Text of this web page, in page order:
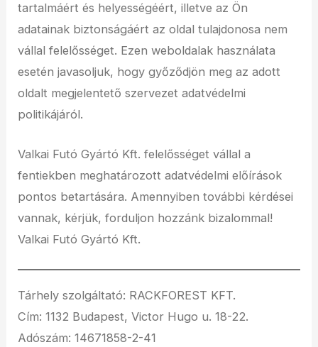
tartalmáért és helyességéért, illetve az Ön
adatainak biztonságáért az oldal tulajdonosa nem
vállal felelősséget. Ezen weboldalak használata
esetén javasoljuk, hogy győződjön meg az adott
oldalt megjelentető szervezet adatvédelmi
politikájáról.
Valkai Futó Gyártó Kft. felelősséget vállal a
fentiekben meghatározott adatvédelmi előírások
pontos betartására. Amennyiben további kérdései
vannak, kérjük, forduljon hozzánk bizalommal!
Valkai Futó Gyártó Kft.
Tárhely szolgáltató: RACKFOREST KFT.
Cím: 1132 Budapest, Victor Hugo u. 18-22.
Adószám: 14671858-2-41